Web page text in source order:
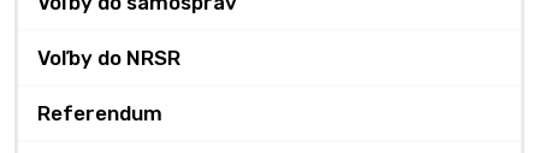
Voľby do NRSR
Referendum